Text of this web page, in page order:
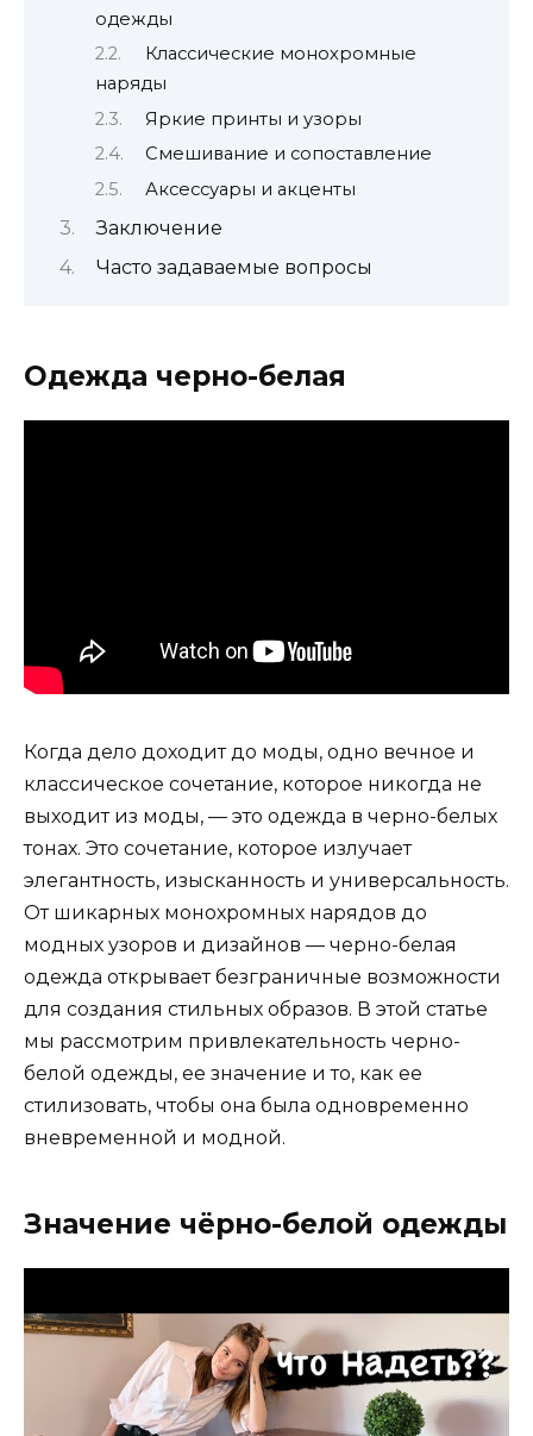
одежды
Классические монохромные
наряды
Яркие принты и узоры
Смешивание и сопоставление
Аксессуары и акценты
Заключение
Часто задаваемые вопросы
Одежда черно-белая
Когда дело доходит до моды, одно вечное и
классическое сочетание, которое никогда не
выходит из моды, — это одежда в черно-белых
тонах. Это сочетание, которое излучает
элегантность, изысканность и универсальность.
От шикарных монохромных нарядов до
модных узоров и дизайнов — черно-белая
одежда открывает безграничные возможности
для создания стильных образов. В этой статье
мы рассмотрим привлекательность черно-
белой одежды, ее значение и то, как ее
стилизовать, чтобы она была одновременно
вневременной и модной.
Значение чёрно-белой одежды